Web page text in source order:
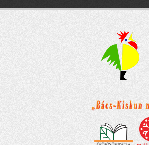
content